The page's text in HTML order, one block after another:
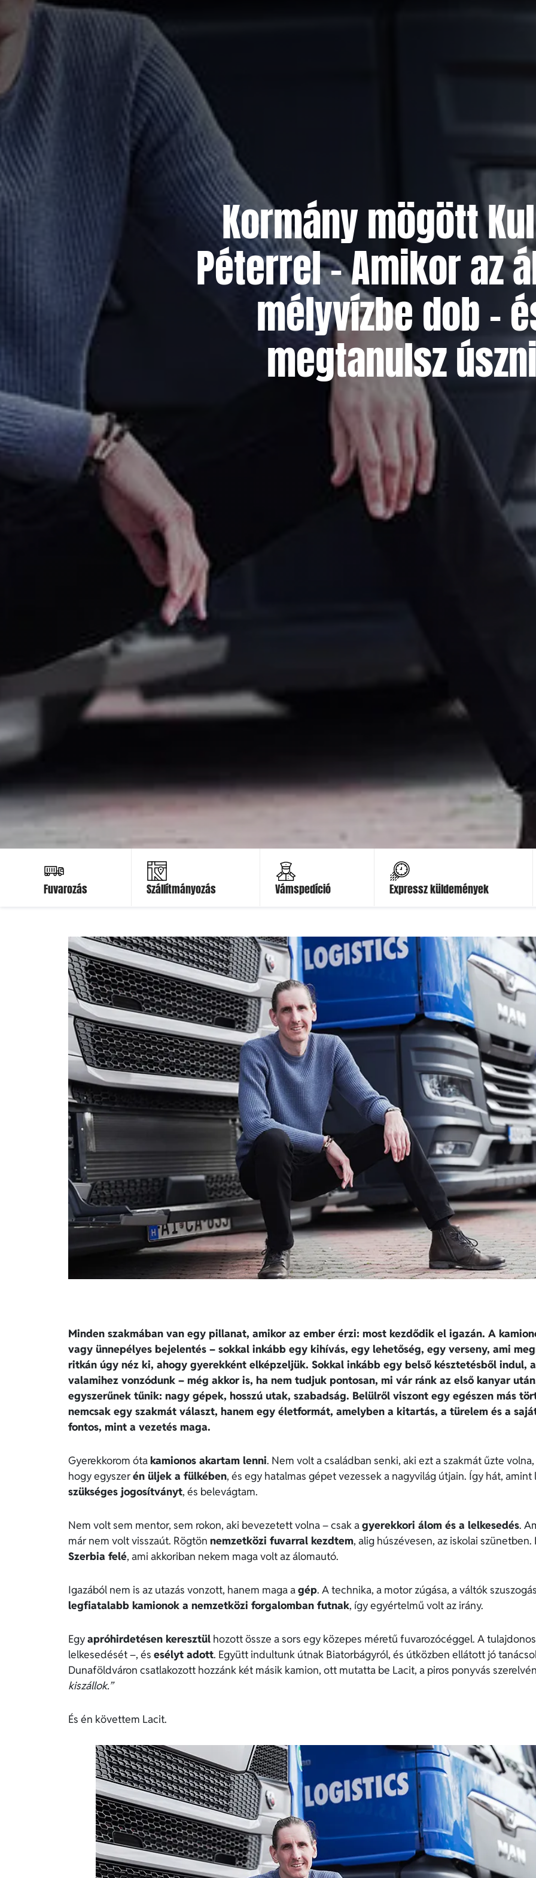
Kormány mögött
Péterrel – Amikor az
mélyvízbe dob –
megtanulsz
Fuvarozás Szállítmányozás
Ajánlatot kérek
Vámspedíció
Ajánlatot kérek
Expressz küldemények
Ajánlatot kérek
Minden szakmában van egy pillanat, amikor az ember érzi: most kezdődik el igazán. A
vagy ünnepélyes bejelentés – sokkal inkább egy kihívás, egy lehetőség, egy verseny, ami
ritkán úgy néz ki, ahogy gyerekként elképzeljük. Sokkal inkább egy belső késztetésből indul,
valamihez vonzódunk – még akkor is, ha nem tudjuk pontosan, mi vár ránk az első kanyar
egyszerűnek tűnik: nagy gépek, hosszú utak, szabadság. Belülről viszont egy egészen más
nemcsak egy szakmát választ, hanem egy életformát, amelyben a kitartás, a türelem és a
fontos, mint a vezetés maga.
Gyerekkorom ótakamionos akartam lenni. Nem volt a családban senki, aki ezt a szakmát űzte
hogy egyszerén üljek a fülkében, és egy hatalmas gépet vezessek a nagyvilág útjain. Így hát,
szükséges jogosítványt, és belevágtam.
Nem volt sem mentor, sem rokon, aki bevezetett volna – csak agyerekkori álom és a lelkesedés.
már nem volt visszaút. Rögtön nemzetközi fuvarral kezdtem, alig húszévesen, az iskolai szünetben.
Szerbia felé, ami akkoriban nekem maga volt az álomautó.
Igazából nem is az utazás vonzott, hanem maga agép. A technika, a motor zúgása, a váltók
legfiatalabb kamionok a nemzetközi forgalomban futnak, így egyértelmű volt az irány.
Egyapróhirdetésen keresztül hozott össze a sors egy közepes méretű fuvarozócéggel. A
lelkesedését –, és esélyt adott. Együtt indultunk útnak Biatorbágyról, és útközben ellátott jó
Dunaföldváron csatlakozott hozzánk két másik kamion, ott mutatta be Lacit, a piros ponyvás
kiszállok.”
És én követtem Lacit.